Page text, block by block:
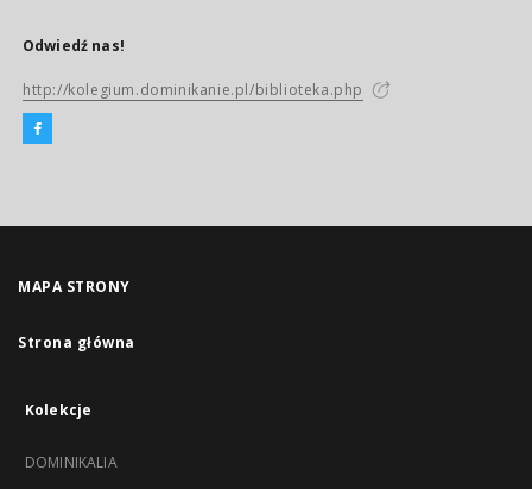
Odwiedź nas!
http://kolegium.dominikanie.pl/biblioteka.php
MAPA STRONY
Strona główna
Kolekcje
DOMINIKALIA